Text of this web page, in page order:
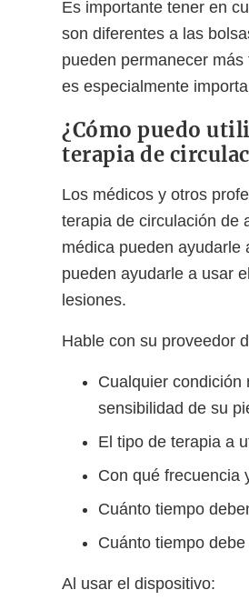
Es importante tener en
son diferentes a las
pueden permanecer
es especialmente
¿Cómo puedo
terapia de
Los médicos y otros
terapia de circulación de
médica pueden ayudarle
pueden ayudarle a usar
lesiones.
Hable con su proveedor
Cualquier condición
sensibilidad de su
El tipo de terapia a
Con qué frecuencia
Cuánto tiempo
Cuánto tiempo
Al usar el dispositivo: